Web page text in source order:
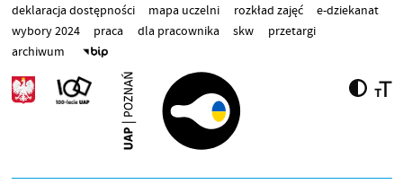
Przejdź do treści
deklaracja dostępności mapa uczelni rozkład zajęć
e-dziekanat
wybory 2024
praca dla pracownika skw
przetargi
archiwum